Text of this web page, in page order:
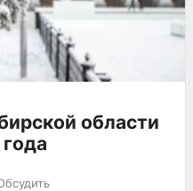
области